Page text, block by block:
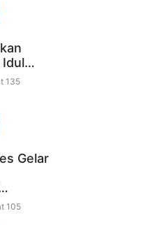
Idul…
135
Gelar
105